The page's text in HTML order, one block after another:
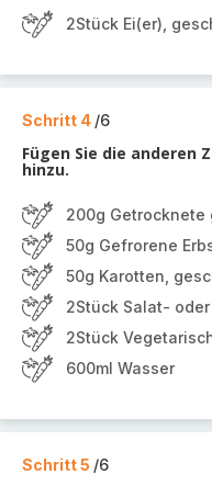
2Stück Ei(er),
Schritt 4 /6
Fügen Sie die anderen
hinzu.
200g Getrocknete
50g Gefrorene
50g Karotten,
2Stück Salat-
2Stück
600ml Wasser
Schritt 5 /6